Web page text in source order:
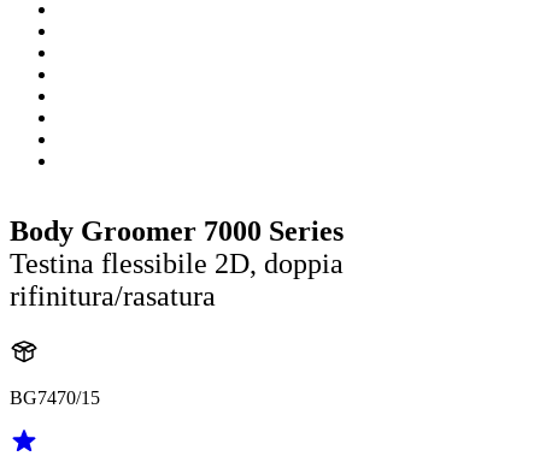
Body Groomer 7000 Series
Testina flessibile 2D, doppia
rifinitura/rasatura
BG7470/15